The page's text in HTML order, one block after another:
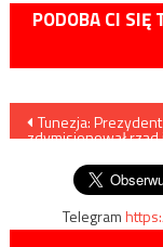
PODOBA CI SIĘ
Nawigacja
wpisu
Tunezja: Prezydent
zdymisjonował rząd
Telegram